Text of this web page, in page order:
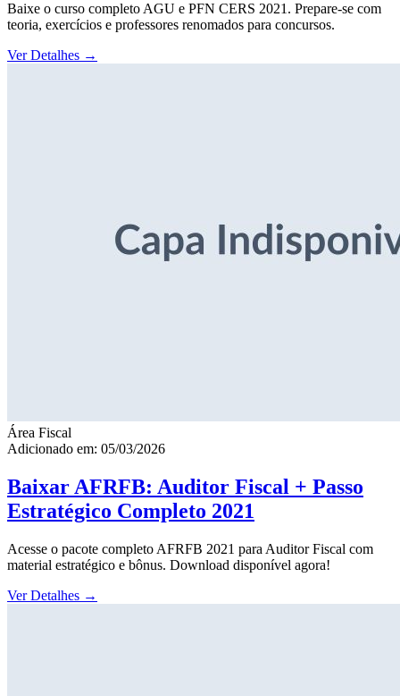
Baixe o curso completo AGU e PFN CERS 2021. Prepare-se com
teoria, exercícios e professores renomados para concursos.
Ver Detalhes →
Área Fiscal
Adicionado em: 05/03/2026
Baixar AFRFB: Auditor Fiscal + Passo
Estratégico Completo 2021
Acesse o pacote completo AFRFB 2021 para Auditor Fiscal com
material estratégico e bônus. Download disponível agora!
Ver Detalhes →